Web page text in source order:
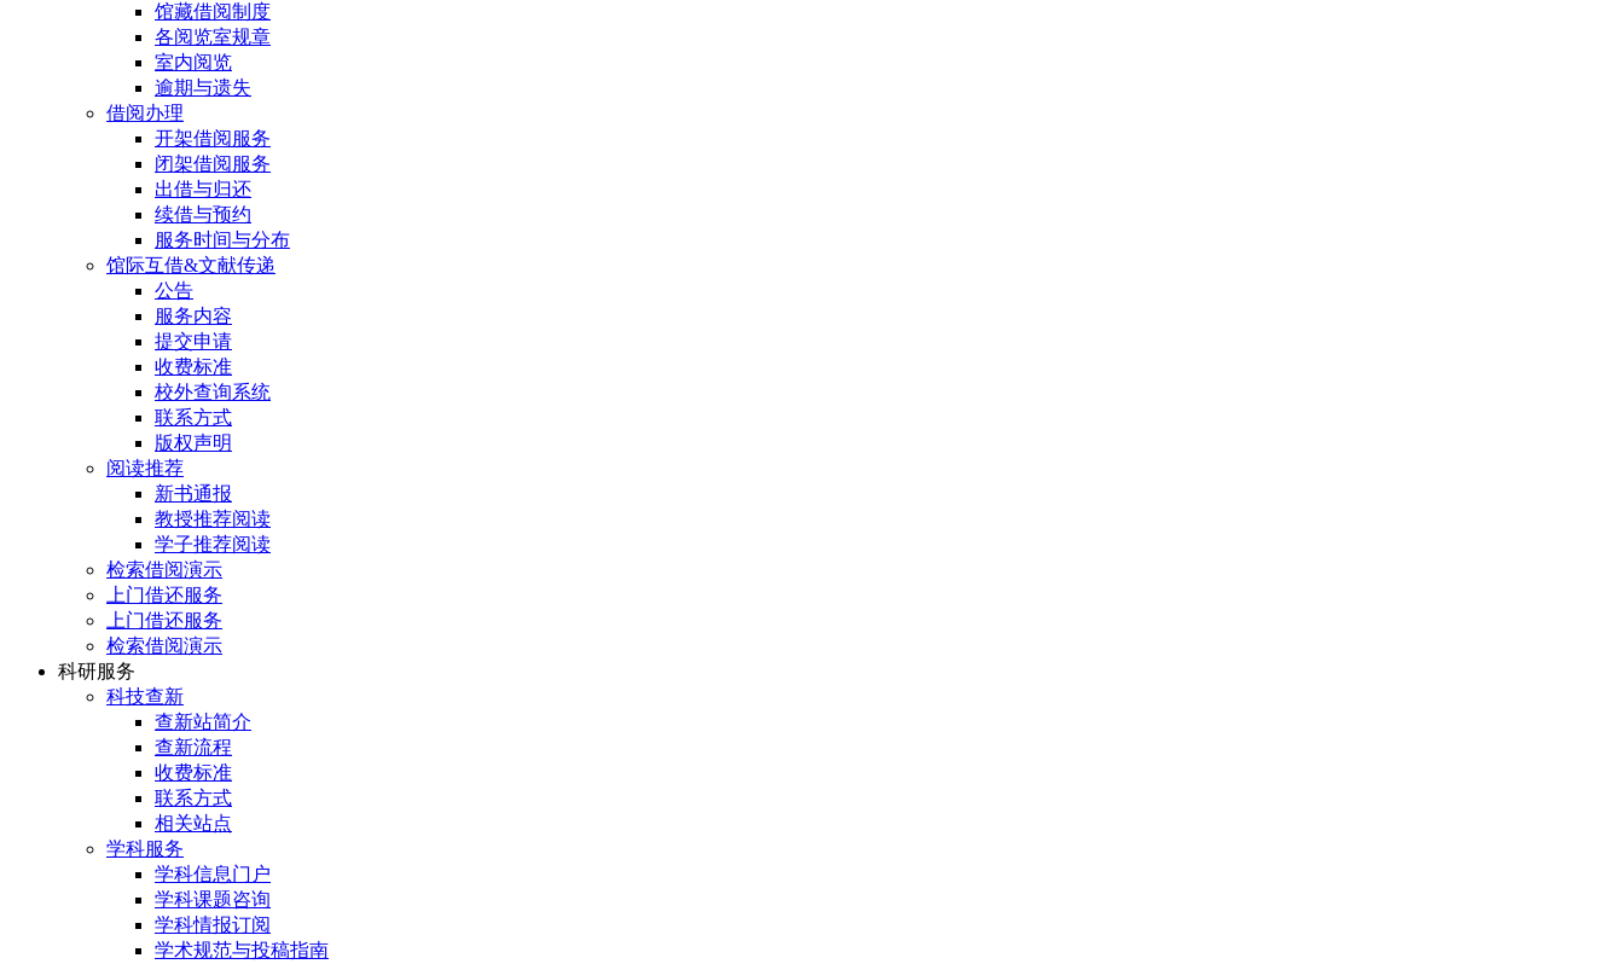
馆藏借阅制度
各阅览室规章
室内阅览
逾期与遗失
借阅办理
开架借阅服务
闭架借阅服务
出借与归还
续借与预约
服务时间与分布
馆际互借&文献传递
公告
服务内容
提交申请
收费标准
校外查询系统
联系方式
版权声明
阅读推荐
新书通报
教授推荐阅读
学子推荐阅读
检索借阅演示
上门借还服务
上门借还服务
检索借阅演示
科研服务
科技查新
查新站简介
查新流程
收费标准
联系方式
相关站点
学科服务
学科信息门户
学科课题咨询
学科情报订阅
学术规范与投稿指南